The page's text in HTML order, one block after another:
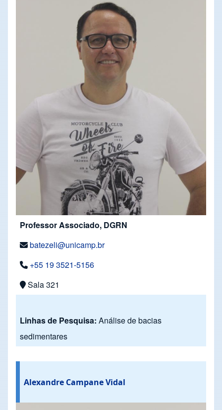
Professor Associado, DGRN
batezeli@unicamp.br
+55 19 3521-5156
Sala 321
Linhas de Pesquisa: Análise de bacias
sedimentares
Alexandre Campane Vidal